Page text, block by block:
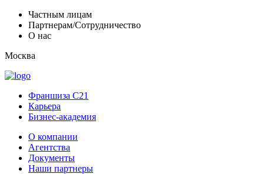
Частным лицам
Партнерам/Сотрудничество
О нас
Москва
Франшиза C21
Карьера
Бизнес-академия
О компании
Агентства
Документы
Наши партнеры